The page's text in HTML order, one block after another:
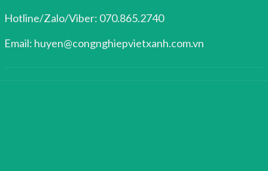
Hotline/Zalo/Viber: 070.865.2740
Email: huyen@congnghiepvietxanh.com.vn